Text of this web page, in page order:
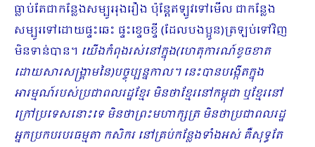
ធ្លាប់តែជាកន្លែងសម្បូររុងរឿង ប៉ុន្តែឥឡូវទៅមើល ជាកន្លែង
សម្បូរទៅដោយផ្ទះឆេះ ផ្ទះខ្ទេចខ្ទី (ដែលបងប្អូន)ត្រឡប់ទៅវិញ
មិនទាន់បាន។ យើងកំពុងរស់នៅក្នុង(ហេតុការណ៍ខូចខាត
ដោយសារសង្គ្រាមនៃ)បច្ចុប្បន្នកាល។ នេះបានបង្កើតក្នុង
អារម្មណ៍របស់ប្រជាពលរដ្ឋខ្មែរ មិនថាខ្មែរនៅកម្ពុជា ឬខ្មែរនៅ
ក្រៅប្រទេសនោះទេ មិនថាព្រះមហាក្សត្រ មិនថាប្រជាពលរដ្ឋ
អ្នកប្រកបរបរធម្មតា កសិករ នៅគ្រប់កន្លែងទាំងអស់ គឺសុទ្ធតែ